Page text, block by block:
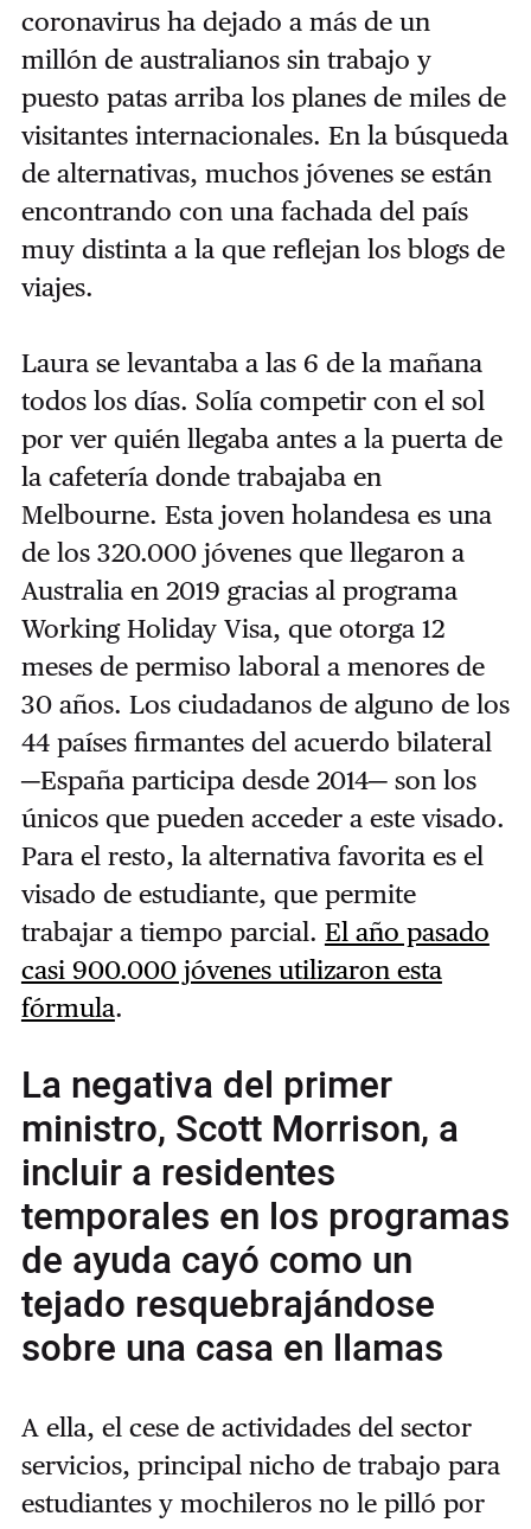
coronavirus ha dejado a más de un
millón de australianos sin trabajo y
puesto patas arriba los planes de miles de
visitantes internacionales. En la búsqueda
de alternativas, muchos jóvenes se están
encontrando con una fachada del país
muy distinta a la que reflejan los blogs de
viajes.
Laura se levantaba a las 6 de la mañana
todos los días. Solía competir con el sol
por ver quién llegaba antes a la puerta de
la cafetería donde trabajaba en
Melbourne. Esta joven holandesa es una
de los 320.000 jóvenes que llegaron a
Australia en 2019 gracias al programa
Working Holiday Visa, que otorga 12
meses de permiso laboral a menores de
30 años. Los ciudadanos de alguno de los
44 países firmantes del acuerdo bilateral
─España participa desde 2014─ son los
únicos que pueden acceder a este visado.
Para el resto, la alternativa favorita es el
visado de estudiante, que permite
trabajar a tiempo parcial. El año pasado
casi 900.000 jóvenes utilizaron esta
fórmula.
La negativa del primer
ministro, Scott Morrison, a
incluir a residentes
temporales en los programas
de ayuda cayó como un
tejado resquebrajándose
sobre una casa en llamas
A ella, el cese de actividades del sector
servicios, principal nicho de trabajo para
estudiantes y mochileros no le pilló por